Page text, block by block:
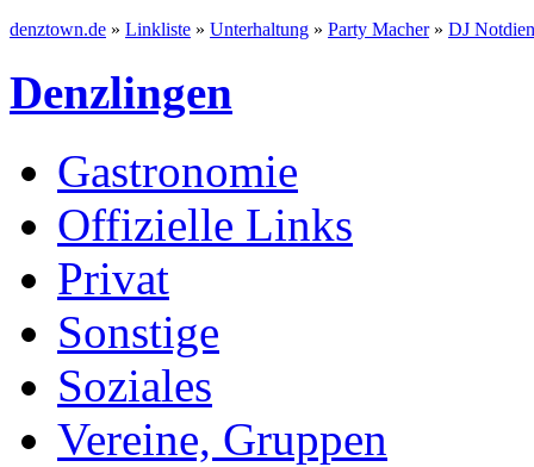
denztown.de » Linkliste » Unterhaltung » Party Macher» DJ
Denzlingen
Gastronomie
Offizielle Links
Privat
Sonstige
Soziales
Vereine, Gruppen